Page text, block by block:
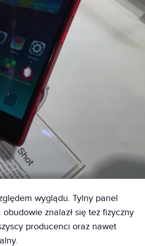
wyglądu. Tylny panel
znalazł się też fizyczny
producenci oraz nawet